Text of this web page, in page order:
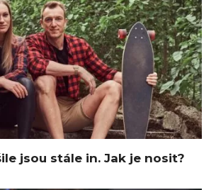
jsou stále in. Jak je nosit?